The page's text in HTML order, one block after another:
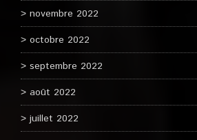
novembre 2022
octobre 2022
septembre 2022
août 2022
juillet 2022